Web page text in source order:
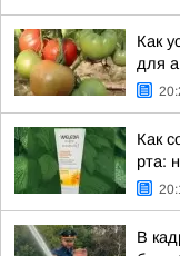
Как
для
Как
рта:
В